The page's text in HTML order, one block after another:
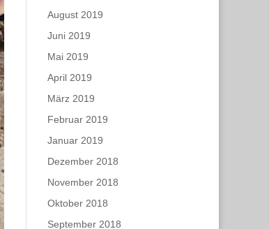
August 2019
Juni 2019
Mai 2019
April 2019
März 2019
Februar 2019
Januar 2019
Dezember 2018
November 2018
Oktober 2018
September 2018